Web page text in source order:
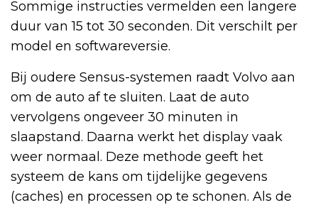
Sommige instructies vermelden een langere
duur van 15 tot 30 seconden. Dit verschilt per
model en softwareversie.
Bij oudere Sensus-systemen raadt Volvo aan
om de auto af te sluiten. Laat de auto
vervolgens ongeveer 30 minuten in
slaapstand. Daarna werkt het display vaak
weer normaal. Deze methode geeft het
systeem de kans om tijdelijke gegevens
(caches) en processen op te schonen. Als de